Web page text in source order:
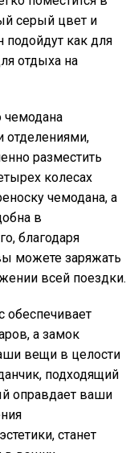
серый цвет и
как для
отдыха на
чемодана
отделениями,
разместить
колесах
чемодана, а
в
благодаря
можете заряжать
всей поездки.
а замок
вещи в целости
подходящий
оправдает ваши
станет